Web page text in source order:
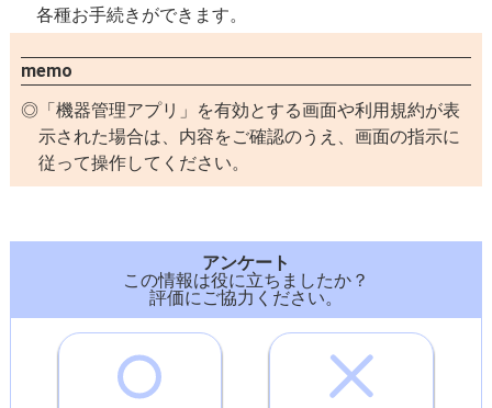
各種お手続きができます。
memo
「機器管理アプリ」を有効とする画面や利用規約が表
示された場合は、内容をご確認のうえ、画面の指示に
従って操作してください。
アンケート
この情報は役に立ちましたか？
評価にご協力ください。